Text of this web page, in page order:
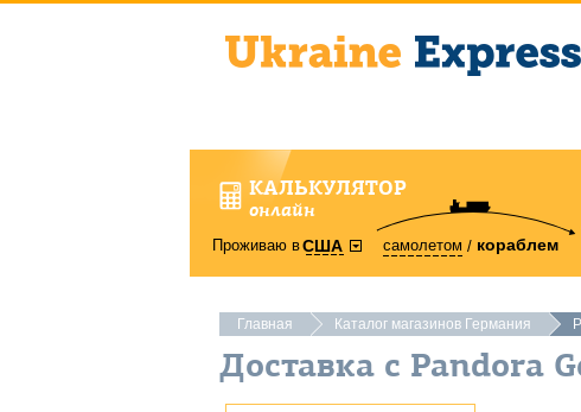
КАЛЬКУЛЯТОР
онлайн
Проживаю вСША самолетом кораблем
Главная Каталог магазинов Германия
Доставка с Pandora